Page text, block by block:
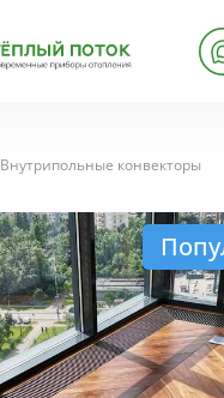
Внутрипольные конвекторы